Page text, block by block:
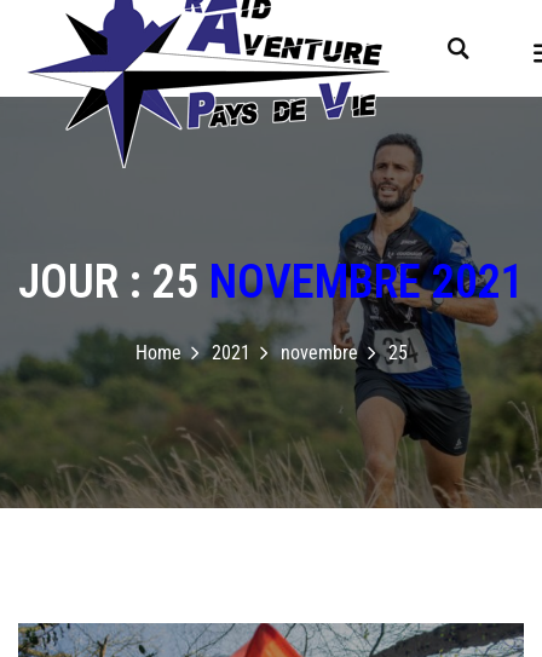
JOUR : 25 NOVEMBRE 2021
Home 2021 novembre 25